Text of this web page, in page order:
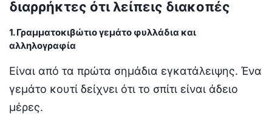
διαρρήκτες ότι λείπεις διακοπές
1. Γραμματοκιβώτιο γεμάτο φυλλάδια και
αλληλογραφία
Είναι από τα πρώτα σημάδια εγκατάλειψης. Ένα
γεμάτο κουτί δείχνει ότι το σπίτι είναι άδειο
μέρες.